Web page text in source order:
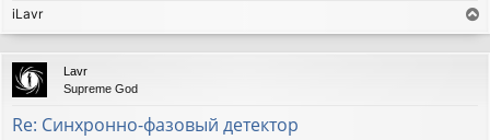
iLavr
o
p
Lavr
Supreme God
Re: Синхронно-фазовый детектор